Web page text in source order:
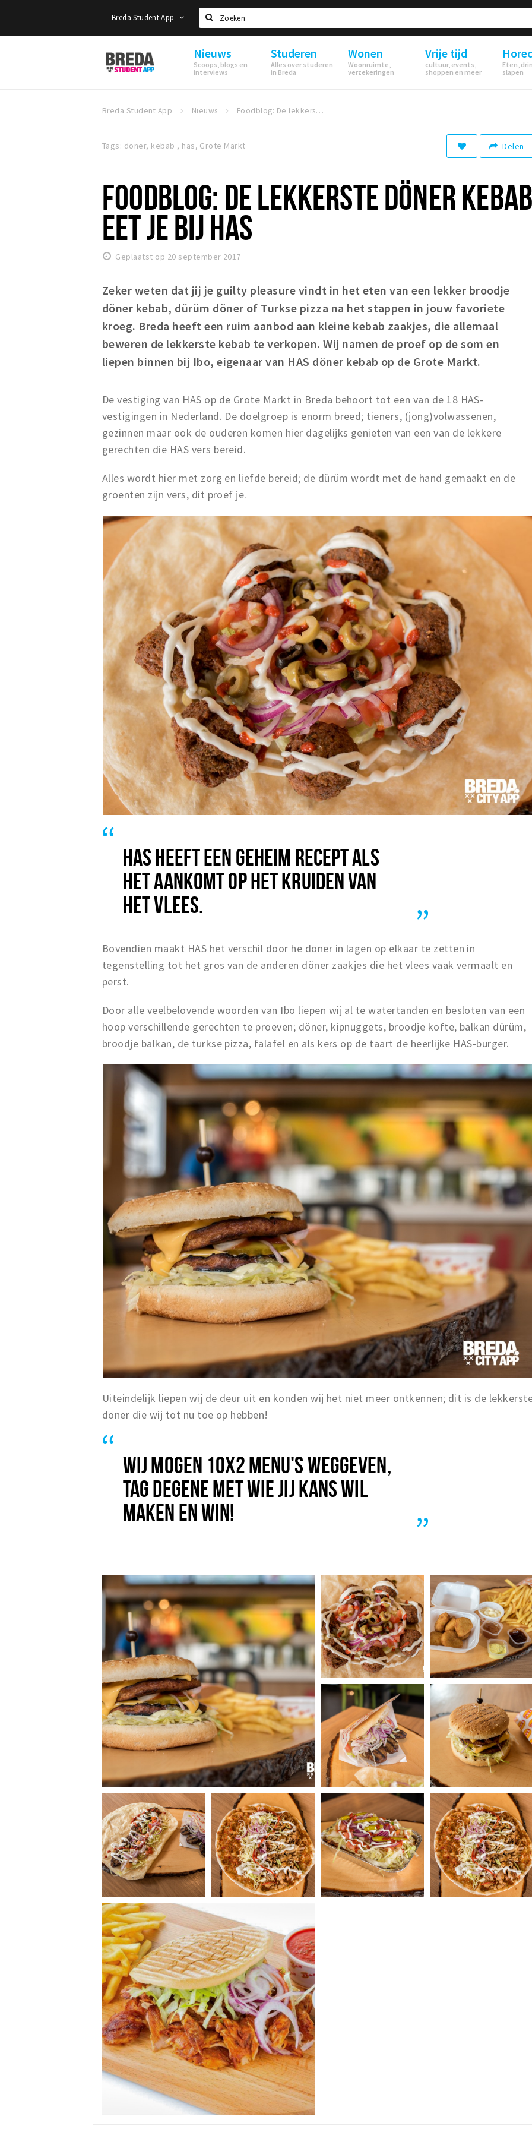
Breda Student App
Zoeken
Breda
Student
Nieuws
Scoops, blogs en
interviews
Studeren
Alles over studeren
in Breda
Wonen
Woonruimte,
verzekeringen
Vrije tijd
cultuur, events,
shoppen en meer
Eten,
slapen
Breda Student App Nieuws Foodblog: De lekkerste döner kebab eet je bij HAS
Tags: döner, kebab , has, Grote Markt Delen
FOODBLOG: DE LEKKERSTE DÖNER
EET JE BIJ HAS
Geplaatst op 20 september 2017
Zeker weten dat jij je guilty pleasure vindt in het eten van een lekker broodje
döner kebab, dürüm döner of Turkse pizza na het stappen in jouw favoriete
kroeg. Breda heeft een ruim aanbod aan kleine kebab zaakjes, die allemaal
beweren de lekkerste kebab te verkopen. Wij namen de proef op de som en
liepen binnen bij Ibo, eigenaar van HAS döner kebab op de Grote Markt.
De vestiging van HAS op de Grote Markt in Breda behoort tot een van de 18 HAS-
vestigingen in Nederland. De doelgroep is enorm breed; tieners, (jong)volwassenen,
gezinnen maar ook de ouderen komen hier dagelijks genieten van een van de lekkere
gerechten die HAS vers bereid.
Alles wordt hier met zorg en liefde bereid; de dürüm wordt met de hand gemaakt en de
groenten zijn vers, dit proef je.
HAS HEEFT EEN GEHEIM RECEPT ALS
HET AANKOMT OP HET KRUIDEN VAN
HET VLEES.
Bovendien maakt HAS het verschil door he döner in lagen op elkaar te zetten in
tegenstelling tot het gros van de anderen döner zaakjes die het vlees vaak vermaalt en
perst.
Door alle veelbelovende woorden van Ibo liepen wij al te watertanden en besloten van een
hoop verschillende gerechten te proeven; döner, kipnuggets, broodje kofte, balkan dürüm,
broodje balkan, de turkse pizza, falafel en als kers op de taart de heerlijke HAS-burger.
Uiteindelijk liepen wij de deur uit en konden wij het niet meer ontkennen; dit is de
döner die wij tot nu toe op hebben!
WIJ MOGEN 10X2 MENU'S WEGGEVEN,
TAG DEGENE MET WIE JIJ KANS WIL
MAKEN EN WIN!